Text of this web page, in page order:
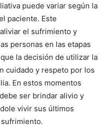
puede variar según la
paciente. Este
el sufrimiento y
personas en las etapas
la decisión de utilizar la
cuidado y respeto por los
En estos momentos
ser brindar alivio y
vivir sus últimos